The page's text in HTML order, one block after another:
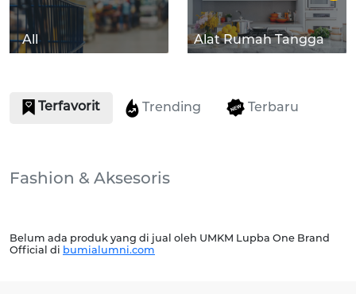
All Alat Rumah Tangga
Terfavorit Trending Terbaru
Fashion & Aksesoris
Belum ada produk yang di jual oleh UMKM Lupba One Brand
Official di bumialumni.com